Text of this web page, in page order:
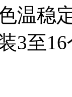
温稳
3至